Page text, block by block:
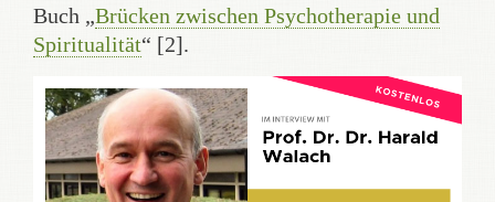
Buch „Brücken zwischen Psychotherapie und
Spiritualität“ [2].